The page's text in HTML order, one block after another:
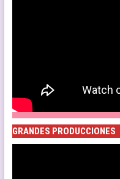
GRANDES PRODUCCIONES